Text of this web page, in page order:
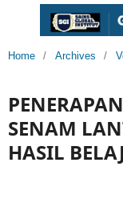
Home / Archives /
SENAM
HASIL